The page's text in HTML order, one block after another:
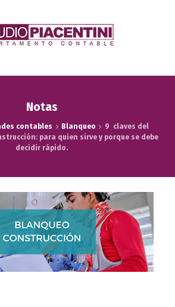
Notas
contables Blanqueo
9 claves del
para quien sirve y porque se debe
decidir rápido.